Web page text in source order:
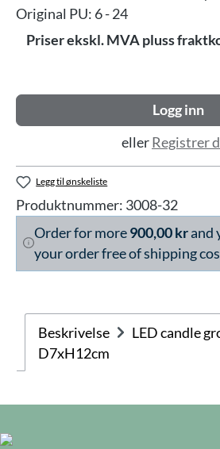
Original PU: 6 - 24
Priser ekskl. MVA pluss
Logg inn
ellerRegistrer
Legg til ønskeliste
Produktnummer: 3008-32
Order for more900,00 krand
your order free of shipping
Beskrivelse
LED candle
D7xH12cm